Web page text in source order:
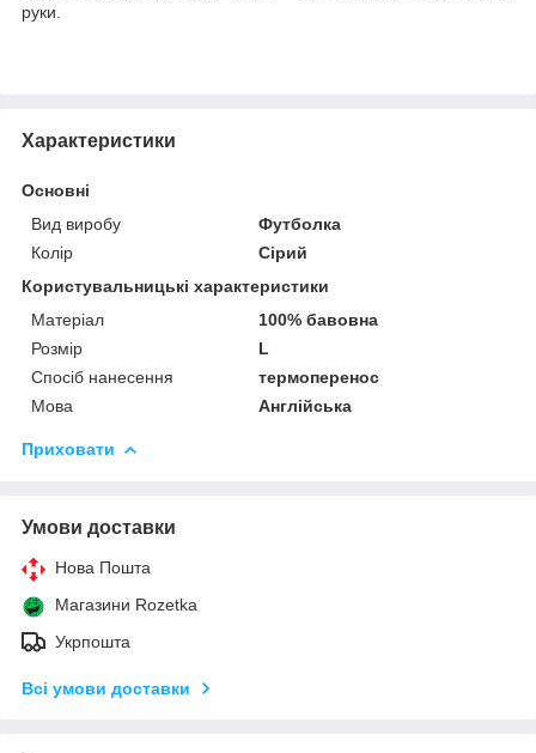
руки.
Характеристики
Основні
Вид виробу
Футболка
Колір
Сірий
Користувальницькі характеристики
Матеріал
100% бавовна
Розмір
L
Спосіб нанесення
термоперенос
Мова
Англійська
Приховати
Умови доставки
Нова Пошта
Магазини Rozetka
Укрпошта
Всі умови доставки